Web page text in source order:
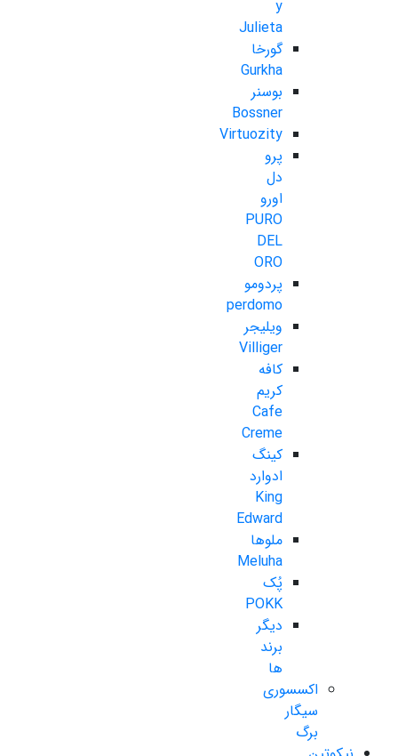
y
Julieta
گورخا
Gurkha
بوسنر
Bossner
Virtuozity
پرو
دل
اورو
PURO
DEL
ORO
پردومو
perdomo
ویلیجر
Villiger
کافه
کریم
Cafe
Creme
کینگ
ادوارد
King
Edward
ملوها
Meluha
پُک
POKK
دیگر
برند
ها
اکسسوری
سیگار
برگ